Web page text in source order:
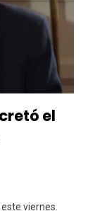
el
viernes.